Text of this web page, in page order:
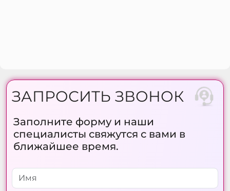
ЗАПРОСИТЬ ЗВОНОК
Заполните форму и наши
специалисты свяжутся с вами в
ближайшее время.